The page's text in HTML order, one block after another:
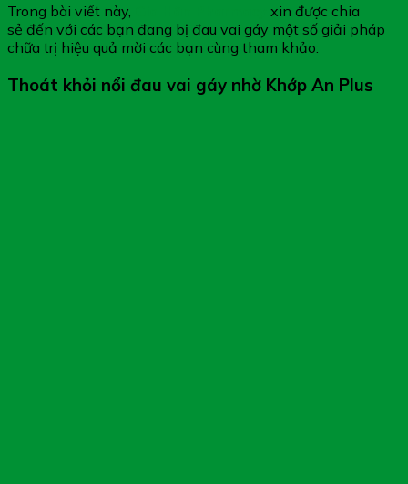
Trong bài viết này,
xin được chia
sẻ đến với các bạn đang bị đau vai gáy một số giải pháp
chữa trị hiệu quả mời các bạn cùng tham khảo:
Thoát khỏi nổi đau vai gáy nhờ Khớp An Plus